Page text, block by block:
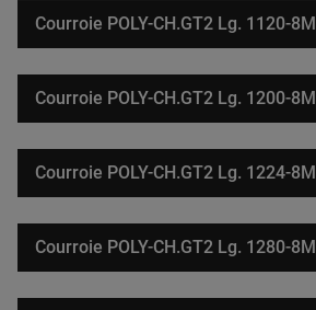
Courroie POLY-CH.GT2 Lg. 1120-
Courroie POLY-CH.GT2 Lg. 1200-
Courroie POLY-CH.GT2 Lg. 1224-
Courroie POLY-CH.GT2 Lg. 1280-